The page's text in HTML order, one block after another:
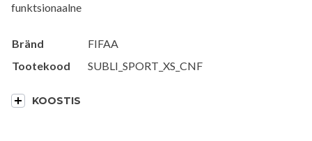
funktsionaalne
Bränd
FIFAA
Tootekood
SUBLI_SPORT_XS_CNF
KOOSTIS